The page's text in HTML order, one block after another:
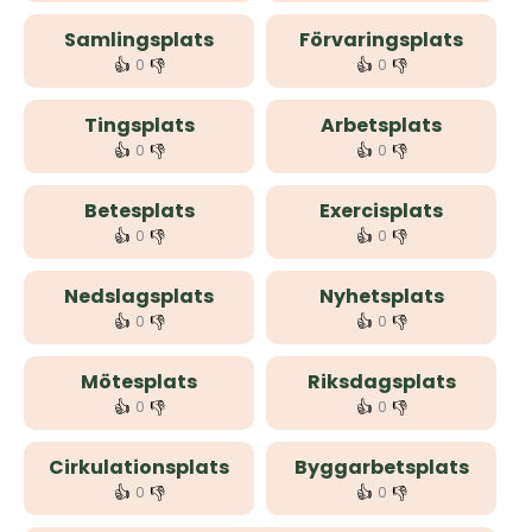
Samlingsplats
👍 0 👎
Förvaringsplats
👍 0 👎
Tingsplats
👍 0 👎
Arbetsplats
👍 0 👎
Betesplats
👍 0 👎
Exercisplats
👍 0 👎
Nedslagsplats
👍 0 👎
Nyhetsplats
👍 0 👎
Mötesplats
👍 0 👎
Riksdagsplats
👍 0 👎
Cirkulationsplats
👍 0 👎
Byggarbetsplats
👍 0 👎